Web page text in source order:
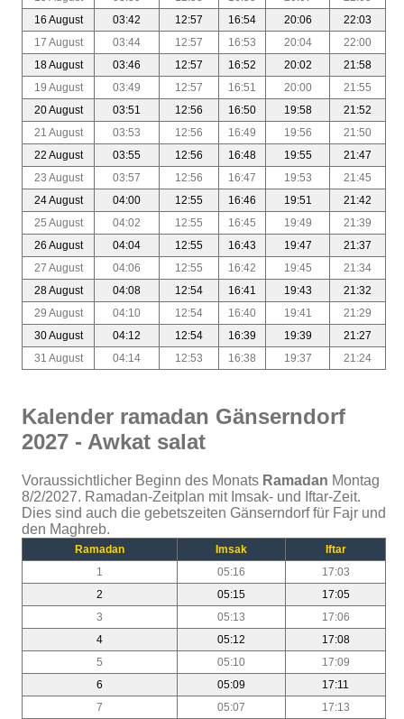
16 August
03:42 12:57 16:54 20:06
22:03
17 August
03:44 12:57 16:53 20:04
22:00
18 August
03:46 12:57 16:52 20:02
21:58
19 August
03:49 12:57 16:51 20:00
21:55
20 August
03:51 12:56 16:50 19:58
21:52
21 August
03:53 12:56 16:49 19:56
21:50
22 August
03:55 12:56 16:48 19:55
21:47
23 August
03:57 12:56 16:47 19:53
21:45
24 August
04:00 12:55 16:46 19:51
21:42
25 August
04:02 12:55 16:45 19:49
21:39
26 August
04:04 12:55 16:43 19:47
21:37
27 August
04:06 12:55 16:42 19:45
21:34
28 August
04:08 12:54 16:41 19:43
21:32
29 August
04:10 12:54 16:40 19:41
21:29
30 August
04:12 12:54 16:39 19:39
21:27
31 August
04:14 12:53 16:38 19:37 21:24
Kalender ramadan Gänserndorf
2027 - Awkat salat
Voraussichtlicher Beginn des Monats Ramadan Montag
8/2/2027. Ramadan-Zeitplan mit Imsak- und Iftar-Zeit.
Dies sind auch die gebetszeiten Gänserndorf für Fajr und
den Maghreb.
Ramadan Imsak
Iftar
1
05:16
17:03
2
05:15
17:05
3
05:13
17:06
4
05:12
17:08
5
05:10
17:09
6
05:09
17:11
7
05:07
17:13